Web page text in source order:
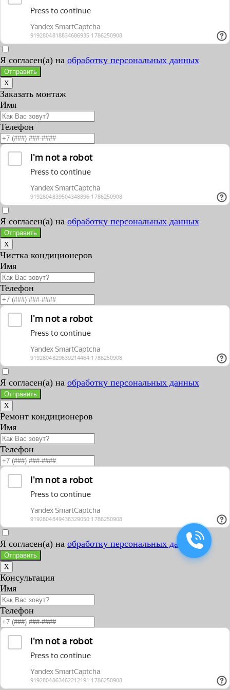
Я согласен(а) на обработку персональных данных
Отправить
X
Заказать монтаж
Имя
Телефон
Я согласен(а) на обработку персональных данных
Отправить
X
Чистка кондиционеров
Имя
Телефон
Я согласен(а) на обработку персональных данных
Отправить
X
Ремонт кондиционеров
Имя
Телефон
Я согласен(а) на обработку персональных данных
Отправить
X
Консультация
Имя
Телефон